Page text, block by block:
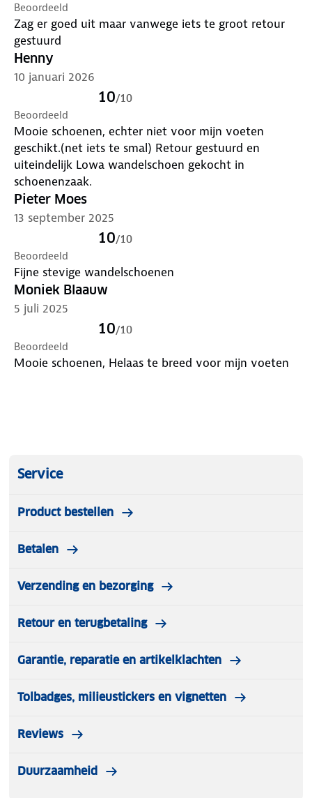
Beoordeeld
Zag er goed uit maar vanwege iets te groot retour
gestuurd
Henny
10 januari 2026
10/10
Beoordeeld
Mooie schoenen, echter niet voor mijn voeten
geschikt.(net iets te smal) Retour gestuurd en
uiteindelijk Lowa wandelschoen gekocht in
schoenenzaak.
Pieter Moes
13 september 2025
10/10
Beoordeeld
Fijne stevige wandelschoenen
Moniek Blaauw
5 juli 2025
10/10
Beoordeeld
Mooie schoenen, Helaas te breed voor mijn voeten
Service
Product bestellen
Betalen
Verzending en bezorging
Retour en terugbetaling
Garantie, reparatie en artikelklachten
Tolbadges, milieustickers en vignetten
Reviews
Duurzaamheid